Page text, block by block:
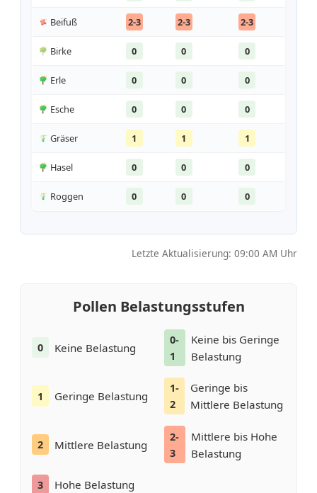
Beifuß 2-3 2-3 2-3
Birke 0 0 0
Erle 0 0 0
Esche 0 0 0
Gräser 1 1 1
Hasel 0 0 0
Roggen 0 0 0
Letzte Aktualisierung: 09:00 AM Uhr
Pollen Belastungsstufen
0 Keine Belastung
0-
1
Keine bis Geringe
Belastung
1 Geringe Belastung
1-
2
Geringe bis
Mittlere Belastung
2 Mittlere Belastung
2-
3
Mittlere bis Hohe
Belastung
3 Hohe Belastung